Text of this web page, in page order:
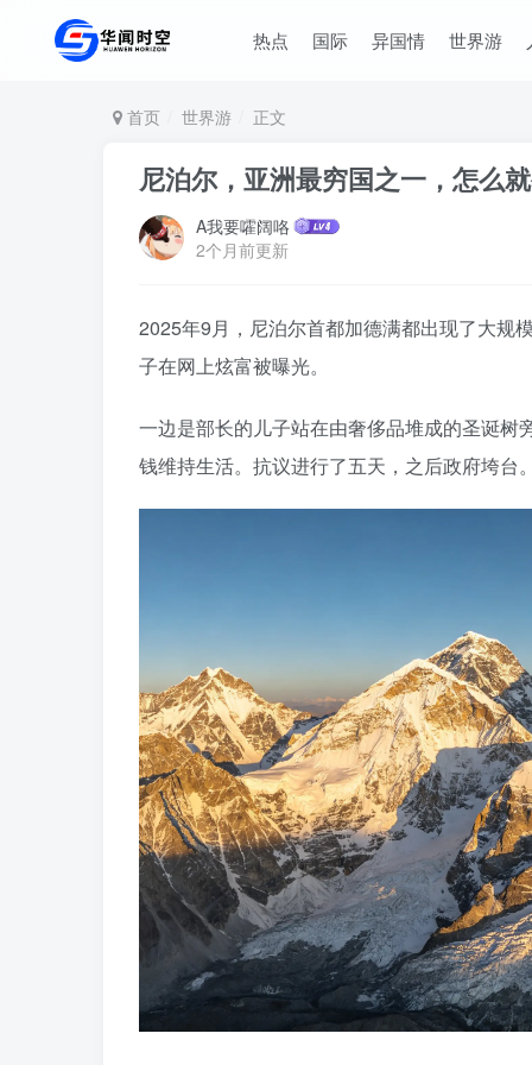
热点 国际 异国情 世界游
首页 世界游 正文
尼泊尔，亚洲最穷国之一，怎么
A我要嚯阔咯
2个月前更新
2025年9月，尼泊尔首都加德满都出现了大规
子在网上炫富被曝光。
一边是部长的儿子站在由奢侈品堆成的圣诞
钱维持生活。抗议进行了五天，之后政府垮台